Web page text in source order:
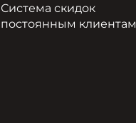
Система скидок
постоянным клиентам